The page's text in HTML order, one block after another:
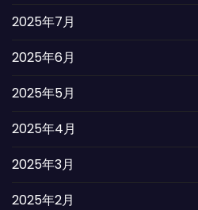
2025年7月
2025年6月
2025年5月
2025年4月
2025年3月
2025年2月